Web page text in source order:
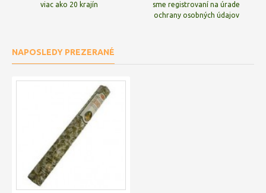
viac ako 20 krajín
sme registrovaní na úrade
ochrany osobných údajov
NAPOSLEDY PREZERANÉ